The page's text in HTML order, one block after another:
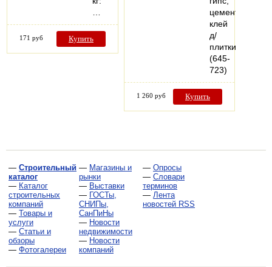
171 руб Купить
цемент,
клей
д/
плитки
(645-
723)
1 260 руб Купить
— Строительный
каталог
— Каталог
строительных
компаний
— Товары и
услуги
— Статьи и
обзоры
— Фотогалереи
— Магазины и
рынки
— Выставки
— ГОСТы,
СНИПы,
СанПиНы
— Новости
недвижимости
— Новости
компаний
— Опросы
— Словари
терминов
— Лента
новостей RSS